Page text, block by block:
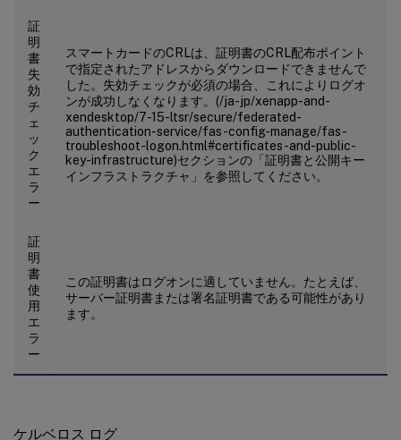
証
明
書
失
効
チ
ェ
ッ
ク
エ
ラ
ー
スマートカードのCRLは、証明書のCRL配布ポイント
で指定されたアドレスからダウンロードできませんで
した。失効チェックが必須の場合、これによりログオ
ンが成功しなくなります。(/ja-jp/xenapp-and-
xendesktop/7-15-ltsr/secure/federated-
authentication-service/fas-config-manage/fas-
troubleshoot-logon.html#certificates-and-public-
key-infrastructure)セクションの「証明書と公開キー
インフラストラクチャ」を参照してください。
証
明
書
使
用
エ
ラ
ー
この証明書はログオンに適していません。たとえば、
サーバー証明書または署名証明書である可能性があり
ます。
ケルベロス ログ